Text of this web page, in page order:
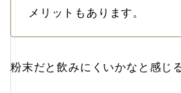
メリットもあります。
粉末だと飲みにくいかなと感じ